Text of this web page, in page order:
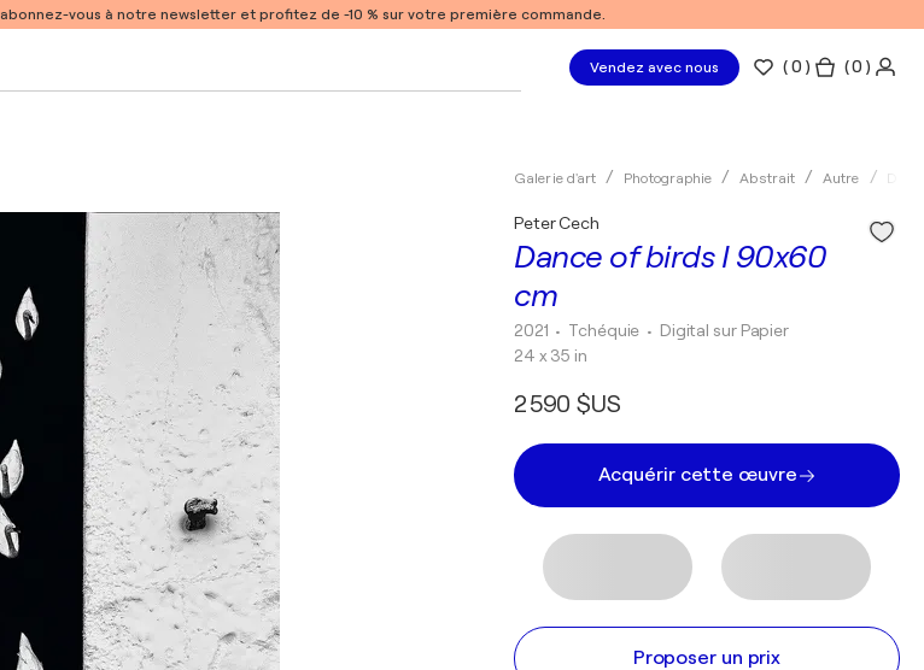
abonnez-vous à notre newsletter et profitez de -10 % sur votre première commande.
Vendez avec nous (0 ) ( 0 )
Galerie d'art Photographie Abstrait Autre
Dance of birds I 90x60
cm
Peter Cech
2021 • Tchéquie • Digital sur Papier
24 x 35 in
2 590 $US
Acquérir cette œuvre
Proposer un prix